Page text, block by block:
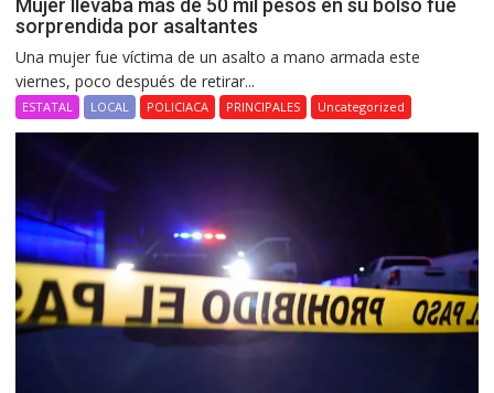
Mujer llevaba más de 50 mil pesos en su bolso fue
sorprendida por asaltantes
Una mujer fue víctima de un asalto a mano armada este
viernes, poco después de retirar...
ESTATAL LOCAL POLICIACA PRINCIPALES Uncategorized